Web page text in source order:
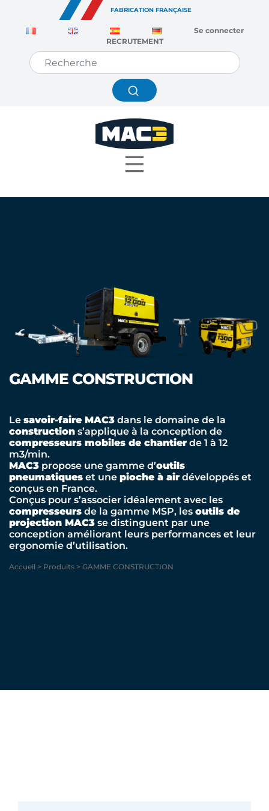
FABRICATION FRANÇAISE
Se connecter
RECRUTEMENT
Accueil > Produits > GAMME CONSTRUCTION
GAMME CONSTRUCTION
Le savoir-faire MAC3 dans le domaine de la
construction s’applique à la conception de
compresseurs mobiles de chantier de 1 à 12
m3/min.
MAC3 propose une gamme d’outils
pneumatiques et une pioche à air développés et
conçus en France.
Conçus pour s’associer idéalement avec les
compresseurs de la gamme MSP, les outils de
projection MAC3 se distinguent par une
conception améliorant leurs performances et leur
ergonomie d’utilisation.
Panneau de gestion des cookies